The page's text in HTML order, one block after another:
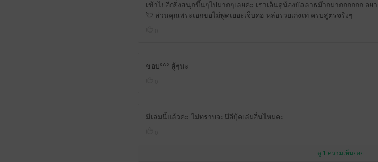
เข้าไปอีกยิ่งสนุกขึ้นๆไปมากๆเลยค่ะ เราเอ็นดูน้องบัลลาธม๊ากมากกกกกก อยา
💘 ส่วนคุณพระเอกขอไม่พูดเยอะเจ็บคอ หล่อรวยเก่งเท่ ครบสูตรจริงๆ
ชอบ°^° สู้ๆนะ
มีเล่มนี้แล้วค่ะ ไม่ทราบจะมีอีบุ้คเล่มอื่นไหมคะ
ดู 1 ความเห็นย่อย